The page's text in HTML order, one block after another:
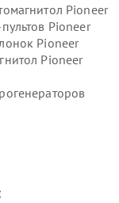
Pioneer
Pioneer
Pioneer
Pioneer